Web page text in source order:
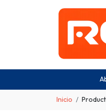
Inicio